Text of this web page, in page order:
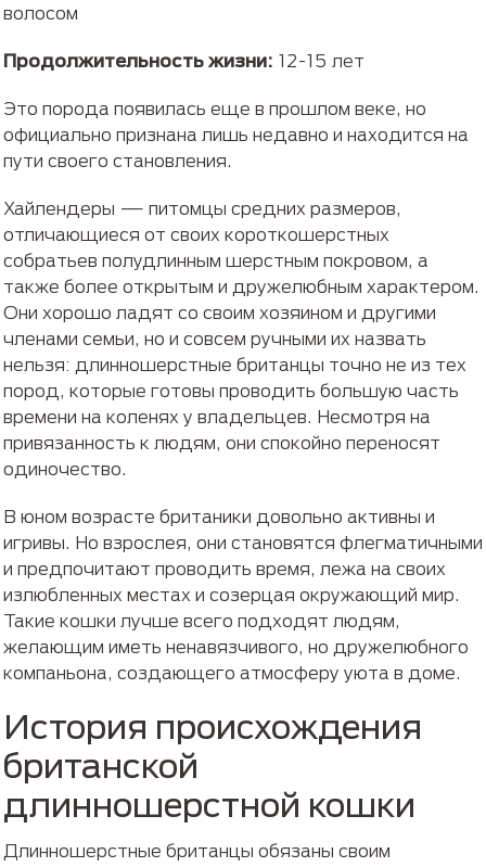
волосом
Продолжительность жизни: 12-15 лет
Это порода появилась еще в прошлом веке, но
официально признана лишь недавно и находится на
пути своего становления.
Хайлендеры — питомцы средних размеров,
отличающиеся от своих короткошерстных
собратьев полудлинным шерстным покровом, а
также более открытым и дружелюбным характером.
Они хорошо ладят со своим хозяином и другими
членами семьи, но и совсем ручными их назвать
нельзя: длинношерстные британцы точно не из тех
пород, которые готовы проводить большую часть
времени на коленях у владельцев. Несмотря на
привязанность к людям, они спокойно переносят
одиночество.
В юном возрасте британики довольно активны и
игривы. Но взрослея, они становятся флегматичными
и предпочитают проводить время, лежа на своих
излюбленных местах и созерцая окружающий мир.
Такие кошки лучше всего подходят людям,
желающим иметь ненавязчивого, но дружелюбного
компаньона, создающего атмосферу уюта в доме.
История происхождения
британской
длинношерстной кошки
Длинношерстные британцы обязаны своим